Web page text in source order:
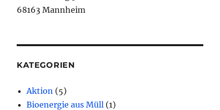
68163 Mannheim
KATEGORIEN
Aktion (5)
Bioenergie aus Müll (1)